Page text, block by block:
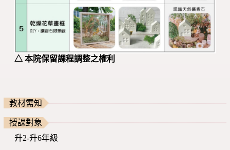
△ 本院保留課程調整之權利
教材需知
授課對象
升2-升6年級